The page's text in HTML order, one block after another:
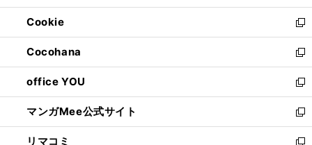
開
く
ウ
で
開
く
ン
ド
ウ
で
開
く
ウ
ィ
ン
ド
ウ
で
開
く
Cookie
新
し
い
ウ
ィ
ン
ド
ウ
で
Cocohana
新
し
い
ウ
ィ
ン
ド
office YOU
新
し
い
ウ
マンガMee公式サイト
新
し
リマコミ